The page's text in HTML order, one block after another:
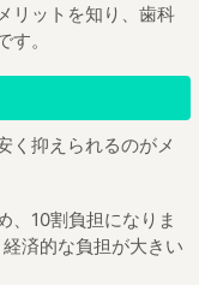
リットを知り、歯科
。
く抑えられるのがメ
、10割負担になりま
済的な負担が大きい